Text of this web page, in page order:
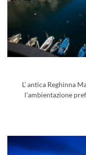
L’ antica Reghinna
l’ambientazione